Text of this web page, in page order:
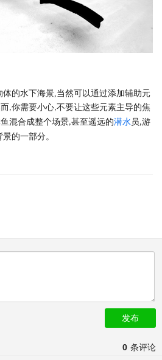
体的水下海景 当然可以通过添加辅助元
,你需要小心,不要让这些元素主导的焦
混合成整个场景,甚至遥远的潜水 员,游
的一部分。
发布
0 条评论